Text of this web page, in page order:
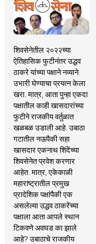
शिवसेनेतील २०२२च्या
ऐतिहासिक फुटीनंतर उद्धव
ठाकरे यांच्या पक्षाने नव्याने
उभारी घेण्याचा प्रयत्न केला
खरा. मात्र, आता पुन्हा एकदा
पक्षातील काही खासदारांच्या
फुटीने राजकीय वर्तुळात
खळबळ उडाली आहे. उबाठा
गटातील नऊपैकी सहा
खासदार एकनाथ शिंदेंच्या
शिवसेनेत प्रवेश करणार
आहेत. मात्र, एकेकाळी
महाराष्ट्रातील प्रमुख
प्रादेशिक पक्षांपैकी एक
असलेल्या उद्धव ठाकरेंच्या
पक्षाला आता आपले स्थान
टिकवणे अवघड का झाले
आहे? उबाठाचे राजकीय